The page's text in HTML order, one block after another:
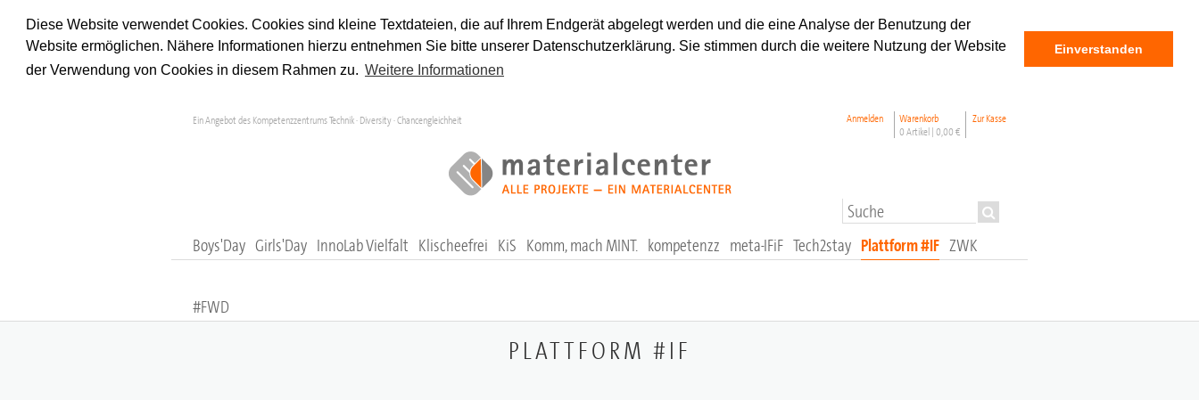
Diese Website verwendet Cookies. Cookies sind kleine Textdateien, die auf Ihrem Endgerät abgelegt werden und die eine Analyse der Benutzung der
Website ermöglichen. Nähere Informationen hierzu entnehmen Sie bitte unserer Datenschutzerklärung. Sie stimmen durch die weitere Nutzung der Website
der Verwendung von Cookies in diesem Rahmen zu. Weitere Informationen
Einverstanden
Ein Angebot des Kompetenzzentrums Technik · Diversity · Chancengleichheit Anmelden
Warenkorb
0 Artikel | 0,00 €
Zur Kasse
Boys'Day Girls'Day InnoLab Vielfalt Klischeefrei KiS Komm, mach MINT. kompetenzz meta-IFiF Tech2stay Plattform #IF ZWK
#FWD
PLATTFORM #IF